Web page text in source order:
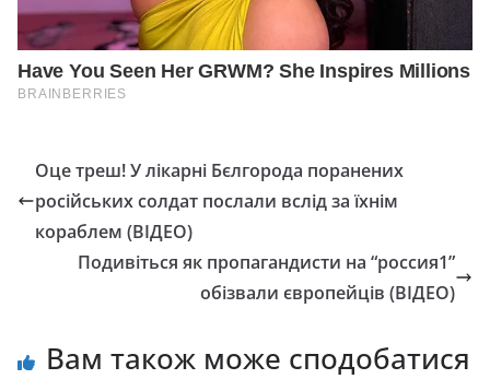
Оце треш! У лікарні Бєлгорода поранених
російських солдат послали вслід за їхнім
кораблем (ВІДЕО)
Подивіться як пропагандисти на “россия1”
обізвали європейців (ВІДЕО)
Вам також може сподобатися